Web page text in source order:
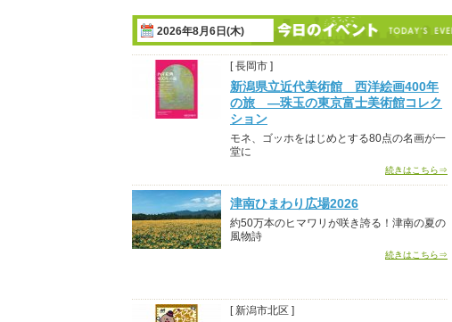
2026年8月6日(木)
[ 長岡市 ]
新潟県立近代美術館 西洋絵画400年
の旅 ―珠玉の東京富士美術館コレク
ション
モネ、ゴッホをはじめとする80点の名画が一
堂に
続きはこちら⇒
津南ひまわり広場2026
約50万本のヒマワリが咲き誇る！津南の夏の
風物詩
続きはこちら⇒
[ 新潟市北区 ]